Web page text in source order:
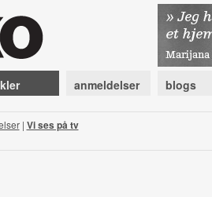
anmeldelser blogs
| Vi ses på tv